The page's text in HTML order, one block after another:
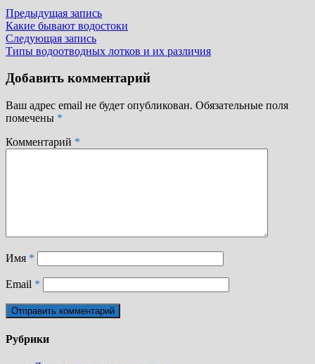
Навигация
по
записям
Предыдущая записьПредыдущая
запись:
Какие бывают водостоки
Следующая записьСледующая
запись:
Типы водоотводных лотков и их различия
Добавить комментарий
Ваш адрес email не будет опубликован. Обязательные поля
помечены *
Комментарий *
Имя *
Email *
Рубрики